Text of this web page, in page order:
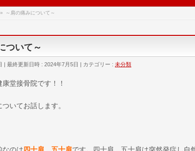
» ～肩の痛みについて～
ついて～
最終更新日時 : 2024年7月5日 カテゴリー : 未分類
堂接骨院です！！
ついてお話します。